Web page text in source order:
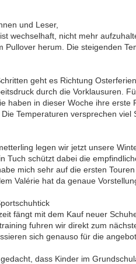
und Leser,
wechselhaft, nicht mehr
Pullover herum. Die steigenden
geht es Richtung
durch die Vorklausuren.
haben in dieser Woche ihre erste
Temperaturen versprechen
legen wir jetzt unsere
Tuch schützt dabei die
mich sehr auf die ersten
Valérie hat da genaue
fängt mit dem Kauf neuer
fuhren wir direkt zum
sich genauso für die
dass Kinder im